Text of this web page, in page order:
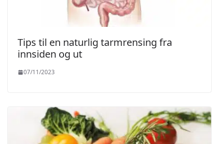
Tips til en naturlig tarmrensing fra
innsiden og ut
07/11/2023